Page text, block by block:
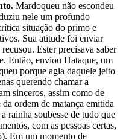
Mardoqueu não escondeu
nele um profundo
situação do primo e
Sua atitude foi enviar
recusou. Ester precisava saber
Então, enviou Hataque, um
porque agia daquele jeito
querendo chamar a
sinceros, assim como de
ordem de matança emitida
rainha soubesse de tudo que
com as pessoas certas,
Em um momento de